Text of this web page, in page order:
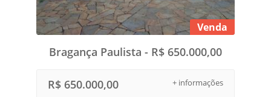
Venda
Bragança Paulista - R$ 650.000,00
+ informações
R$ 650.000,00